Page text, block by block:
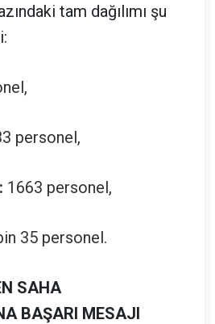
tam dağılımı şu
personel,
1663 personel,
35 personel.
SAHA
BAŞARI MESAJI